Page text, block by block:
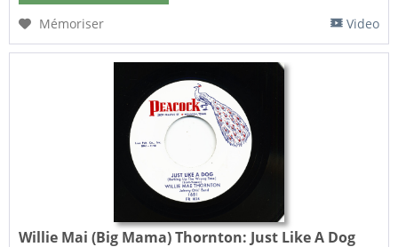
Mémoriser
Video
Willie Mai (Big Mama) Thornton: Just Like A Dog